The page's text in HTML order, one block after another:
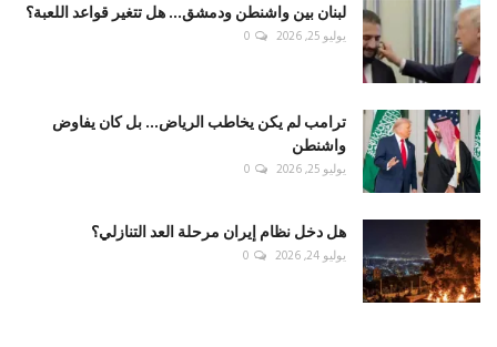
لبنان بين واشنطن ودمشق... هل تتغير قواعد اللعبة؟
يوليو 25, 2026 0
ترامب لم يكن يخاطب الرياض... بل كان يفاوض
واشنطن
يوليو 25, 2026 0
هل دخل نظام إيران مرحلة العد التنازلي؟
يوليو 24, 2026 0